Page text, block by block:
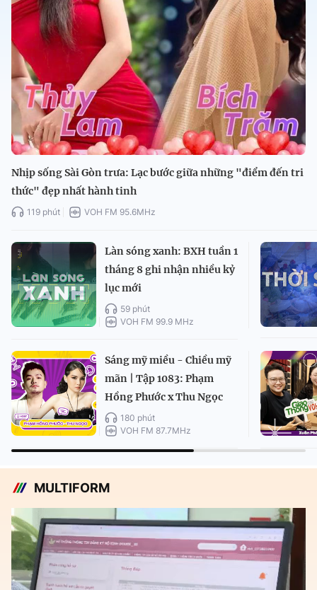
Nhịp sống Sài Gòn trưa: Lạc bước giữa những "điểm đến tri
thức" đẹp nhất hành tinh
119 phút VOH FM 95.6MHz
Làn sóng xanh: BXH tuần 1
tháng 8 ghi nhận nhiều kỷ
lục mới
59 phút
VOH FM 99.9 MHz
Sáng mỹ miều - Chiều mỹ
mãn | Tập 1083: Phạm
Hồng Phước x Thu Ngọc
180 phút
VOH FM 87.7MHz
MULTIFORM